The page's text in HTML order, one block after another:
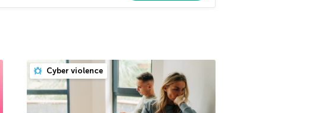
Cyber violence